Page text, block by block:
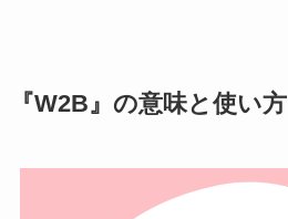
『W2B』の意味と使い方